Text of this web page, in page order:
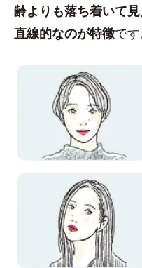
齢よりも落ち着いて
直線的なのが特徴です